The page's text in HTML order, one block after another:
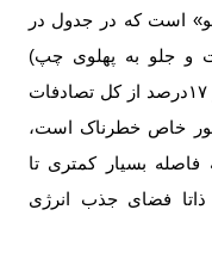
است که در جدول در
و جلو به پهلوی چپ)
۱۷‌درصد از کل تصادفات
خاص خطرناک است،
بسیار کمتری تا
فضای جذب انرژی